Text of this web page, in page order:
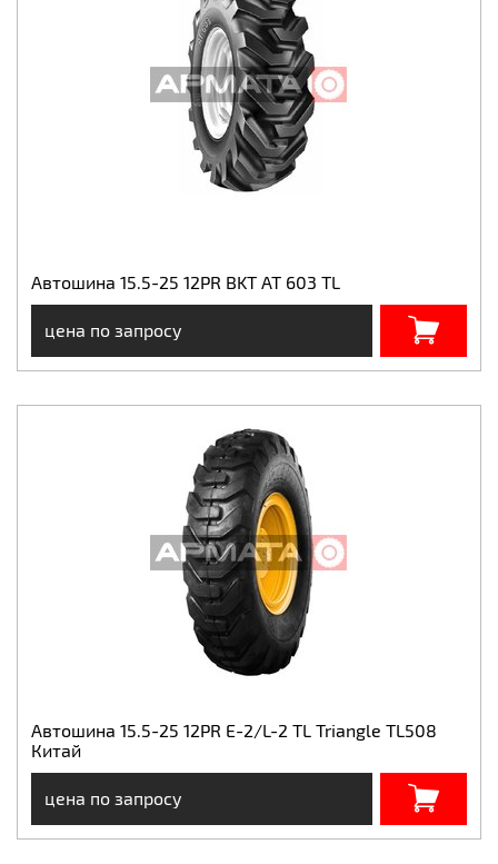
Автошина 15.5-25 12PR BKT AT 603 TL
цена по запросу
Автошина 15.5-25 12PR E-2/L-2 TL Triangle TL508
Китай
цена по запросу